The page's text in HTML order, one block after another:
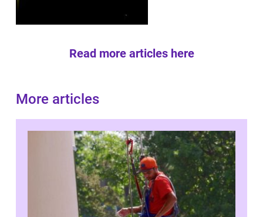
Read more articles here
More articles